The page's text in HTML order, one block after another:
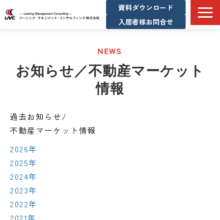
資料ダウンロード
入居者様お問合せ
企業情報
コンサル実績
メディア掲載実績
NEWS
お知らせ／不動産マーケット
情報
過去お知らせ/
不動産マーケット情報
2026年
2025年
2024年
2023年
2022年
2021年